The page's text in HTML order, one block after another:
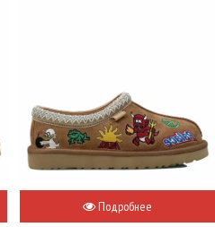
Подробнее